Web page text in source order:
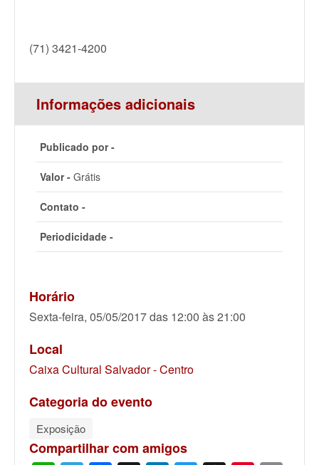
(71) 3421-4200
Informações adicionais
Publicado por -
Valor - Grátis
Contato -
Periodicidade -
Horário
Sexta-feira, 05/05/2017 das 12:00 às 21:00
Local
Caixa Cultural Salvador - Centro
Categoria do evento
Exposição
Compartilhar com amigos